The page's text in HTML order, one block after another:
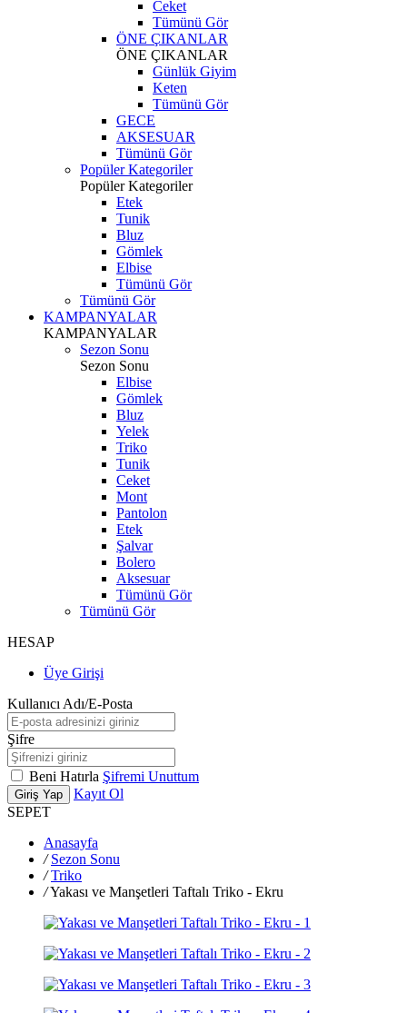
Ceket
Tümünü Gör
ÖNE ÇIKANLAR
ÖNE ÇIKANLAR
Günlük Giyim
Keten
Tümünü Gör
GECE
AKSESUAR
Tümünü Gör
Popüler Kategoriler
Popüler Kategoriler
Etek
Tunik
Bluz
Gömlek
Elbise
Tümünü Gör
Tümünü Gör
KAMPANYALAR
KAMPANYALAR
Sezon Sonu
Sezon Sonu
Elbise
Gömlek
Bluz
Yelek
Triko
Tunik
Ceket
Mont
Pantolon
Etek
Şalvar
Bolero
Aksesuar
Tümünü Gör
Tümünü Gör
HESAP
Üye Girişi
Kullanıcı Adı/E-Posta
Şifre
Beni Hatırla Şifremi Unuttum
Giriş Yap
Kayıt Ol
SEPET
Anasayfa
/ Sezon Sonu
/ Triko
/Yakası ve Manşetleri Taftalı Triko - Ekru